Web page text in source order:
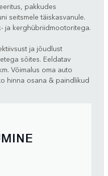
pakkudes
seitsmele täiskasvanule.
ja kerghübriidmootoritega.
ja jõudlust
sõites. Eeldatav
Võimalus oma auto
hinna osana & paindlikud